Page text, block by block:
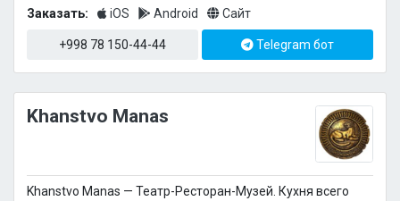
Заказать:
iOS Android Сайт
+998 78 150-44-44 Telegram бот
Khanstvo Manas
Khanstvo Manas — Театр-Ресторан-Музей. Кухня всего